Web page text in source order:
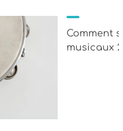
Comment
musicaux